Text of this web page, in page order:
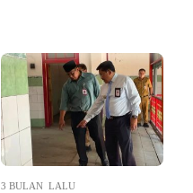
3 BULAN LALU